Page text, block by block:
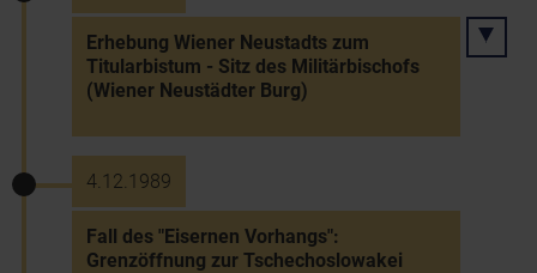
Erhebung Wiener Neustadts zum
Titularbistum - Sitz des Militärbischofs
(Wiener Neustädter Burg)
4.12.1989
Fall des "Eisernen Vorhangs":
Grenzöffnung zur Tschechoslowakei